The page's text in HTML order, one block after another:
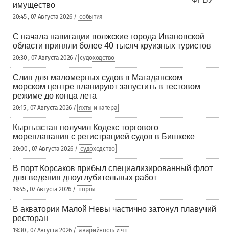
имущество
20:45 , 07 Августа 2026 / события
С начала навигации волжские города Ивановской
области приняли более 40 тысяч круизных туристов
20:30 , 07 Августа 2026 / судоходство
Слип для маломерных судов в Магаданском
морском центре планируют запустить в тестовом
режиме до конца лета
20:15 , 07 Августа 2026 / яхты и катера
Кыргызстан получил Кодекс торгового
мореплавания с регистрацией судов в Бишкеке
20:00 , 07 Августа 2026 / судоходство
В порт Корсаков прибыл специализированный флот
для ведения дноуглубительных работ
19:45 , 07 Августа 2026 / порты
В акватории Малой Невы частично затонул плавучий
ресторан
19:30 , 07 Августа 2026 / аварийность и чп